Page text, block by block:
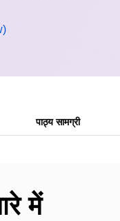
पाठ्य सामग्री
में